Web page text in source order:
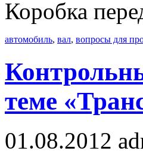
Коробка
автомобиль, вал, вопросы для
теме
01.08.2012